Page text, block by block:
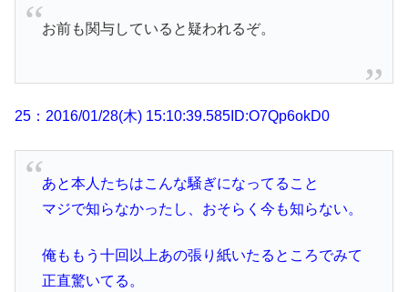
お前も関与していると疑われるぞ。
25：2016/01/28(木) 15:10:39.585ID:O7Qp6okD0
あと本人たちはこんな騒ぎになってること
マジで知らなかったし、おそらく今も知らない。
俺ももう十回以上あの張り紙いたるところでみて
正直驚いてる。